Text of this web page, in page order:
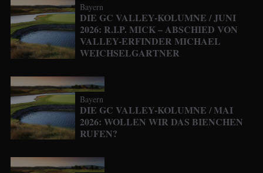
Bayern
DIE GC VALLEY-KOLUMNE / JUNI
2026: R.I.P. MICK – ABSCHIED VON
VALLEY-ERFINDER MICHAEL
WEICHSELGARTNER
Bayern
DIE GC VALLEY-KOLUMNE / MAI
2026: WOLLEN WIR DAS BIENCHEN
RUFEN?